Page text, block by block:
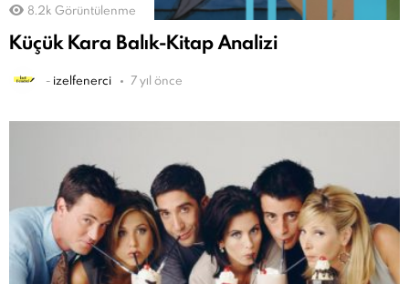
8.2k Görüntülenme
Küçük Kara Balık-Kitap Analizi
- izelfenerci 7 yıl önce